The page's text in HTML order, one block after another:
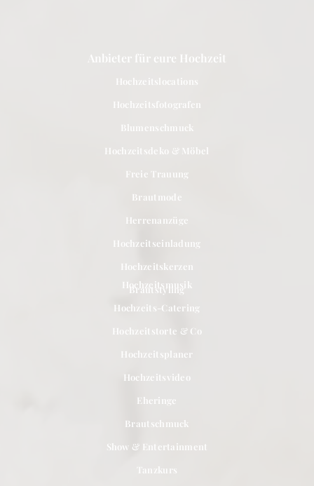
Anbieter für eure Hochzeit
Hochzeitslocations
Hochzeitsfotografen
Blumenschmuck
Hochzeitsdeko & Möbel
Freie Trauung
Brautmode
Herrenanzüge
Hochzeitseinladung
Hochzeitskerzen
Brautstyling
Hochzeitsmusik
Hochzeits-Catering
Hochzeitstorte & Co
Hochzeitsplaner
Hochzeitsvideo
Eheringe
Brautschmuck
Show & Entertainment
Tanzkurs